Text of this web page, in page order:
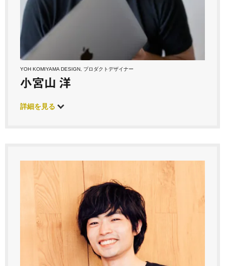
YOH KOMIYAMA DESIGN, プロダクトデザイナー
小宮山 洋
詳細を見る